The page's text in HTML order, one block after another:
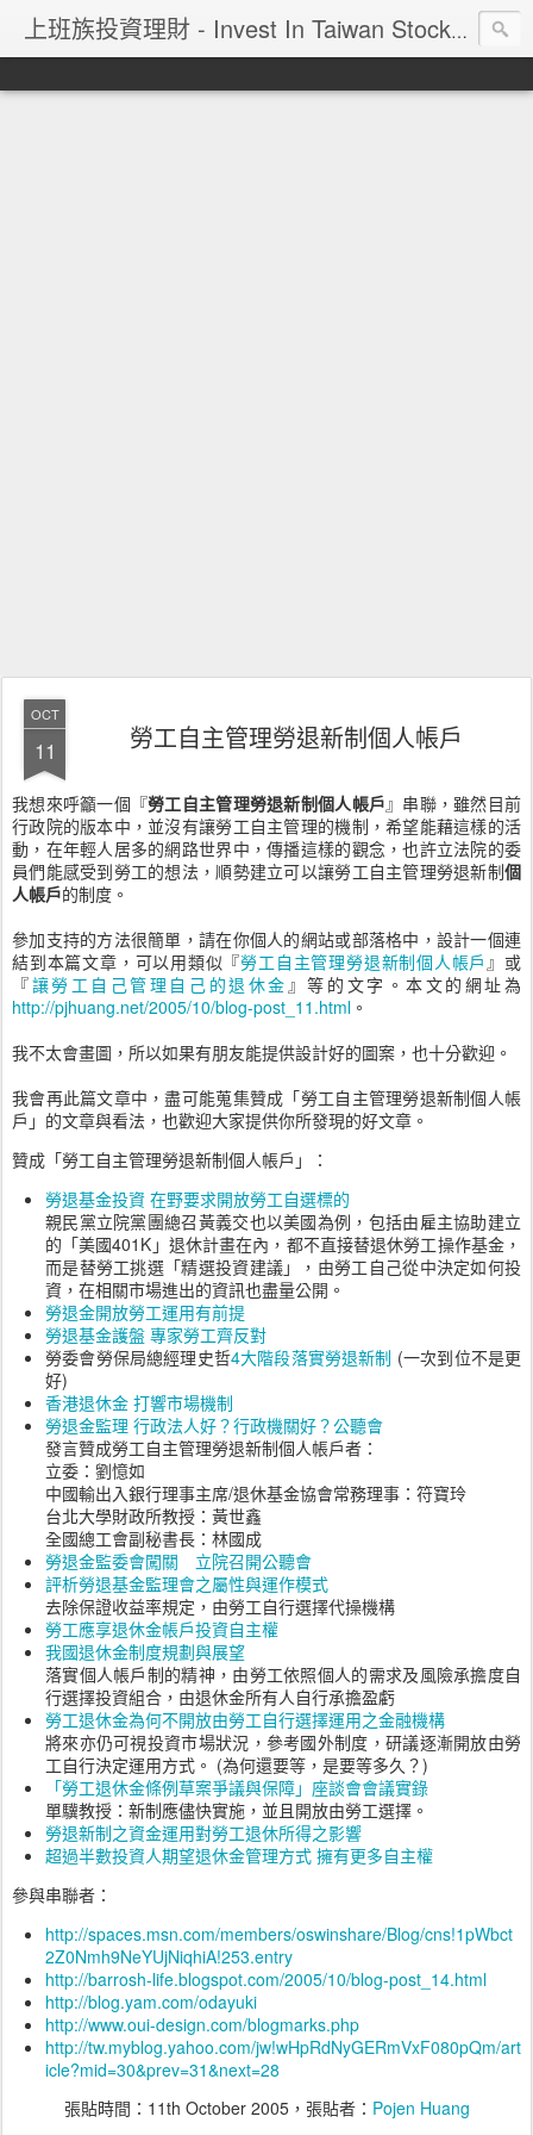
上班族投資理財 - Invest In Taiwan Stock Market
OCT
11 勞工自主管理勞退新制個人帳戶
我想來呼籲一個『勞工自主管理勞退新制個人帳戶』串聯，雖然目前
行政院的版本中，並沒有讓勞工自主管理的機制，希望能藉這樣的活
動，在年輕人居多的網路世界中，傳播這樣的觀念，也許立法院的委
員們能感受到勞工的想法，順勢建立可以讓勞工自主管理勞退新制個
人帳戶的制度。
參加支持的方法很簡單，請在你個人的網站或部落格中，設計一個連
結到本篇文章，可以用類似『勞工自主管理勞退新制個人帳戶』或
『讓勞工自己管理自己的退休金』等的文字。本文的網址為
http://pjhuang.net/2005/10/blog-post_11.html 。
我不太會畫圖，所以如果有朋友能提供設計好的圖案，也十分歡迎。
我會再此篇文章中，盡可能蒐集贊成「勞工自主管理勞退新制個人帳
戶」的文章與看法，也歡迎大家提供你所發現的好文章。
贊成「勞工自主管理勞退新制個人帳戶」：
勞退基金投資 在野要求開放勞工自選標的
親民黨立院黨團總召黃義交也以美國為例，包括由雇主協助建立
的「美國401K」退休計畫在內，都不直接替退休勞工操作基金，
而是替勞工挑選「精選投資建議」，由勞工自己從中決定如何投
資，在相關市場進出的資訊也盡量公開。
勞退金開放勞工運用有前提
勞退基金護盤 專家勞工齊反對
勞委會勞保局總經理史哲4大階段落實勞退新制 (一次到位不是更
好)
香港退休金 打響市場機制
勞退金監理 行政法人好？行政機關好？公聽會
發言贊成勞工自主管理勞退新制個人帳戶者：
立委：劉憶如
中國輸出入銀行理事主席/退休基金協會常務理事：符寶玲
台北大學財政所教授：黃世鑫
全國總工會副秘書長：林國成
勞退金監委會闖關 立院召開公聽會
評析勞退基金監理會之屬性與運作模式
去除保證收益率規定，由勞工自行選擇代操機構
勞工應享退休金帳戶投資自主權
我國退休金制度規劃與展望
落實個人帳戶制的精神，由勞工依照個人的需求及風險承擔度自
行選擇投資組合，由退休金所有人自行承擔盈虧
勞工退休金為何不開放由勞工自行選擇運用之金融機構
將來亦仍可視投資市場狀況，參考國外制度，研議逐漸開放由勞
工自行決定運用方式。 (為何還要等，是要等多久？)
「勞工退休金條例草案爭議與保障」座談會會議實錄
單驥教授：新制應儘快實施，並且開放由勞工選擇。
勞退新制之資金運用對勞工退休所得之影響
超過半數投資人期望退休金管理方式 擁有更多自主權
參與串聯者：
http://spaces.msn.com/members/oswinshare/Blog/cns!1pWbct
2Z0Nmh9NeYUjNiqhiA!253.entry
http://barrosh-life.blogspot.com/2005/10/blog-post_14.html
http://blog.yam.com/odayuki
http://www.oui-design.com/blogmarks.php
http://tw.myblog.yahoo.com/jw!wHpRdNyGERmVxF080pQm/art
icle?mid=30&prev=31&next=28
張貼時間： 11th October 2005，張貼者： Pojen Huang